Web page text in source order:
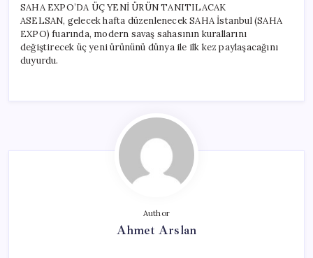
SAHA EXPO’DA ÜÇ YENİ ÜRÜN TANITILACAK
ASELSAN, gelecek hafta düzenlenecek SAHA İstanbul (SAHA
EXPO) fuarında, modern savaş sahasının kurallarını
değiştirecek üç yeni ürününü dünya ile ilk kez paylaşacağını
duyurdu.
Author
Ahmet Arslan